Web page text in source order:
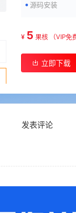
源码安装
¥ 5 果核 （VIP免
立即下载
发表评论